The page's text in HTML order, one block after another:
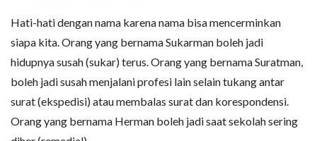
Hati-hati dengan nama karena nama bisa mencerminkan
siapa kita. Orang yang bernama Sukarman boleh jadi
hidupnya susah (sukar) terus. Orang yang bernama Suratman,
boleh jadi susah menjalani profesi lain selain tukang antar
surat (ekspedisi) atau membalas surat dan korespondensi.
Orang yang bernama Herman boleh jadi saat sekolah sering